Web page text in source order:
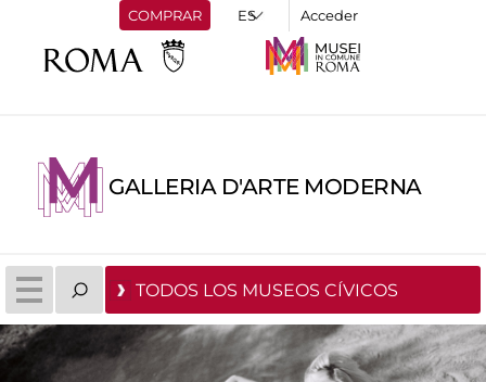
COMPRAR Acceder
GALLERIA D'ARTE MODERNA
TODOS LOS MUSEOS CÍVICOS